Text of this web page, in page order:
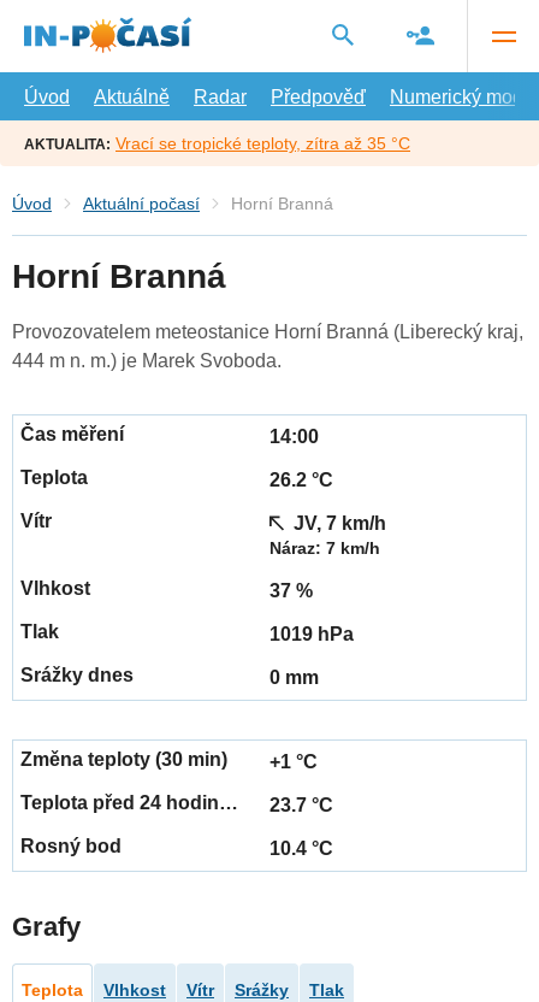
hlavní
Úvod
Aktuálně Radar Předpověď Numerický model
AKTUALITA: Vrací se tropické teploty, zítra až 35 °C
Úvod Aktuální počasí Horní Branná
Horní Branná
Provozovatelem meteostanice Horní Branná (Liberecký kraj,
444 m n. m.) je Marek Svoboda.
14:00
26.2 °C
JV, 7 km/h
Náraz: 7 km/h
37 %
1019 hPa
0 mm
+1 °C
23.7 °C
10.4 °C
Grafy
Teplota Vlhkost Vítr Srážky Tlak